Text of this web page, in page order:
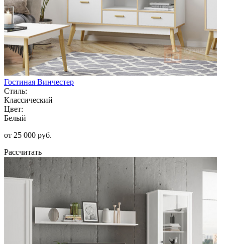
Гостиная Винчестер
Стиль:
Классический
Цвет:
Белый
от 25 000 руб.
Рассчитать